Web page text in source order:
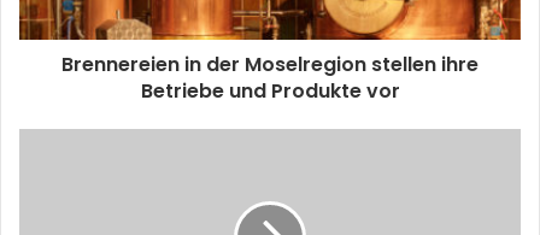
Brennereien in der Moselregion stellen ihre
Betriebe und Produkte vor